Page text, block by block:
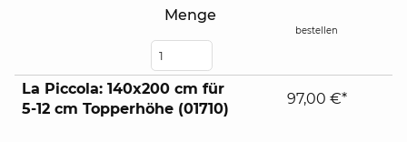
Menge
bestellen
La Piccola: 140x200 cm für
5-12 cm Topperhöhe (01710)
97,00 €*